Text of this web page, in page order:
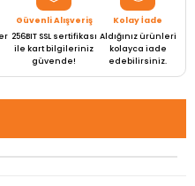
Güvenli Alışveriş
256BIT SSL sertifikası
ile kart bilgileriniz
güvende!
Kolay İade
Aldığınız ürünleri
kolayca iade
edebilirsiniz.